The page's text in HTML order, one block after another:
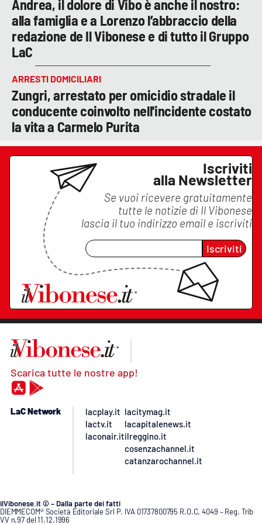
Andrea, il dolore di Vibo è anche il nostro:
alla famiglia e a Lorenzo l’abbraccio della
redazione de Il Vibonese e di tutto il Gruppo
LaC
ARRESTI DOMICILIARI
Zungri, arrestato per omicidio stradale il
conducente coinvolto nell'incidente costato
la vita a Carmelo Purita
Iscriviti
alla Newsletter
Se vuoi ricevere gratuitamente
tutte le notizie di Il Vibonese
lascia il tuo indirizzo email e iscriviti
Iscriviti
Scarica tutte le nostre app!
LaC Network
lacplay.it
lactv.it
laconair.it
lacitymag.it
lacapitalenews.it
ilreggino.it
cosenzachannel.it
catanzarochannel.it
ilVibonese.it © – Dalla parte dei fatti
DIEMMECOM® Società Editoriale Srl P. IVA 01737800795 R.O.C. 4049 – Reg. Trib
VV n.97 del 11.12.1996